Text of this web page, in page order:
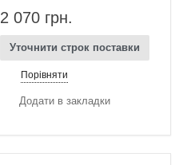
2 070 грн.
Уточнити строк поставки
Порівняти
Додати в закладки